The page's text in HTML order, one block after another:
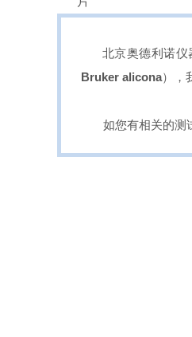
北京奥德利诺
Bruker alicona），
如您有相关的测试